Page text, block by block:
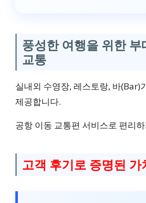
풍성한 여행을 위한 부
교통
실내외 수영장, 레스토랑, 바(Bar)
제공합니다.
공항 이동 교통편 서비스로 편리
고객 후기로 증명된 가